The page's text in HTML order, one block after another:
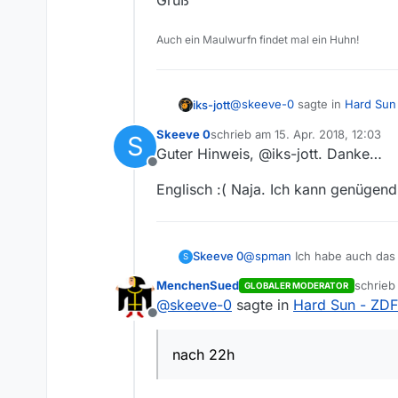
Auch ein Maulwurfn findet mal ein Huhn!
iks-jott@skeeve-0 sagte in Hard
Nun habe ich mal auf
bekommen ;).Heute morg
Hallo @Skeeve-0
Bei mir wurde vor einigen
Gruß
S
Offline
Skeeve 0schrieb am 15. Apr. 2018, 12:03
zuletzt editiert von
Guter Hinweis, @iks-jott. Danke…
Englisch :( Naja. Ich kann
S Skeeve 0@spman Ich habe auch
Bei mir liegt’s aber eher
wieder am Rechner war.
Offline
MenchenSued GLOBALER MODERATOR schrieb
zuletzt
@skeeve-0 sagte in Hard Sun - ZDF
nach 22h